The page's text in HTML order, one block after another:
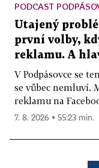
PODCAST
Utajený
první volby,
reklamu. A
V Podpásovce se
se vůbec nemluví.
reklamu na
7. 8. 2026 ▪ 55:23 min.